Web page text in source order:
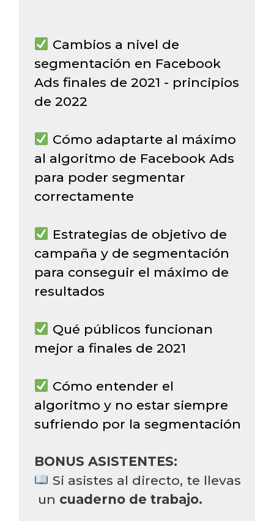
Cambios a nivel de
segmentación en Facebook
Ads finales de 2021 - principios
de 2022
Cómo adaptarte al máximo
al algoritmo de Facebook Ads
para poder segmentar
correctamente
Estrategias de objetivo de
campaña y de segmentación
para conseguir el máximo de
resultados
Qué públicos funcionan
mejor a finales de 2021
Cómo entender el
algoritmo y no estar siempre
sufriendo por la segmentación
BONUS ASISTENTES:
Si asistes al directo, te llevas
un cuaderno de trabajo.